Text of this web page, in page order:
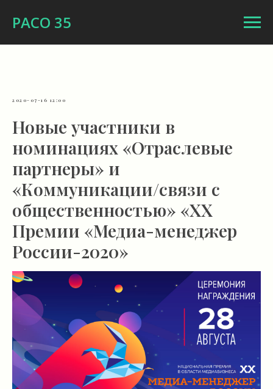
РАСО 35
2020-07-16 12:00
Новые участники в
номинациях «Отраслевые
партнеры» и
«Коммуникации/связи с
общественностью» «XX
Премии «Медиа-менеджер
России-2020»